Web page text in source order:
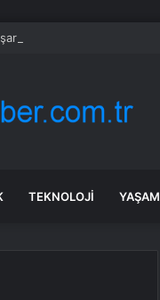
tutuklama talebi
TEKNOLOJI YAŞAM